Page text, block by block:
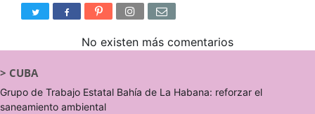
No existen más comentarios
> CUBA
Grupo de Trabajo Estatal Bahía de La Habana: reforzar el
saneamiento ambiental